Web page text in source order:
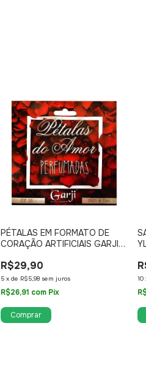
PÉTALAS EM FORMATO DE
CORAÇÃO ARTIFICIAIS GARJI
R$29,90
5 x de R$5,98 sem juros
R$26,91 com Pix
10